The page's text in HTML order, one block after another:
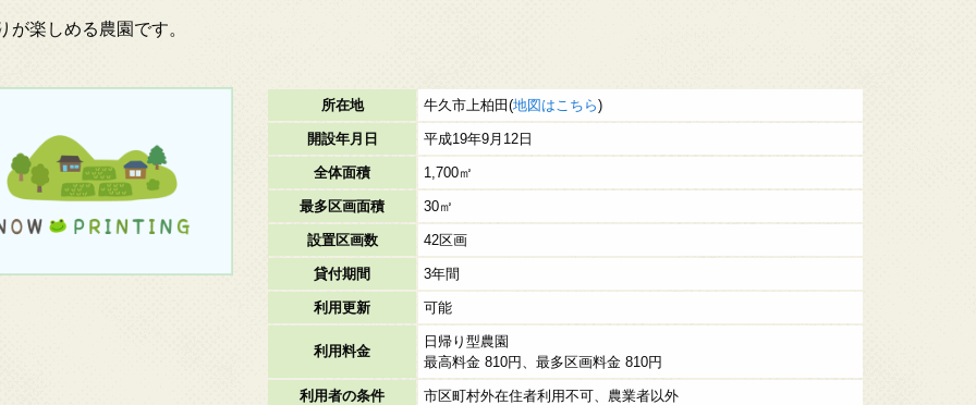
が楽しめる農園です。
所在地 牛久市上柏田(地図はこちら)
開設年月日 平成19年9月12日
全体面積 1,700㎡
最多区画面積 30㎡
設置区画数 42区画
貸付期間 3年間
利用更新 可能
利用料金
日帰り型農園
最高料金 810円、最多区画料金 810円
利用者の条件 市区町村外在住者利用不可、農業者以外